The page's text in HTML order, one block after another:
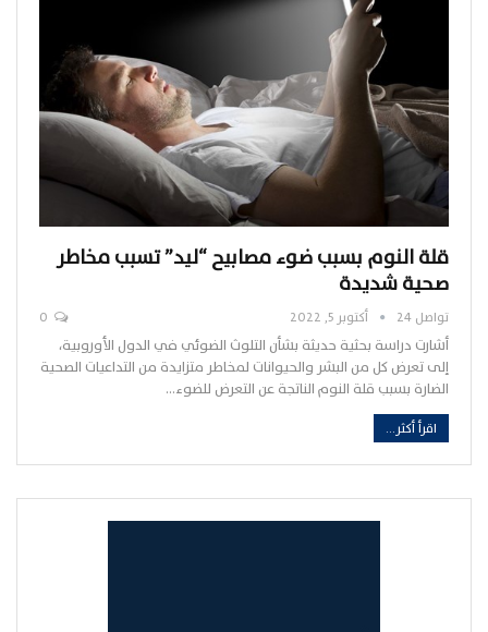
قلة النوم بسبب ضوء مصابيح “ليد” تسبب مخاطر
صحية شديدة
تواصل 24 أكتوبر 5, 2022
أشارت دراسة بحثية حديثة بشأن التلوث الضوئي في الدول الأوروبية،
إلى تعرض كل من البشر والحيوانات لمخاطر متزايدة من التداعيات الصحية
الضارة بسبب قلة النوم الناتجة عن التعرض للضوء…
اقرأ أكثر...